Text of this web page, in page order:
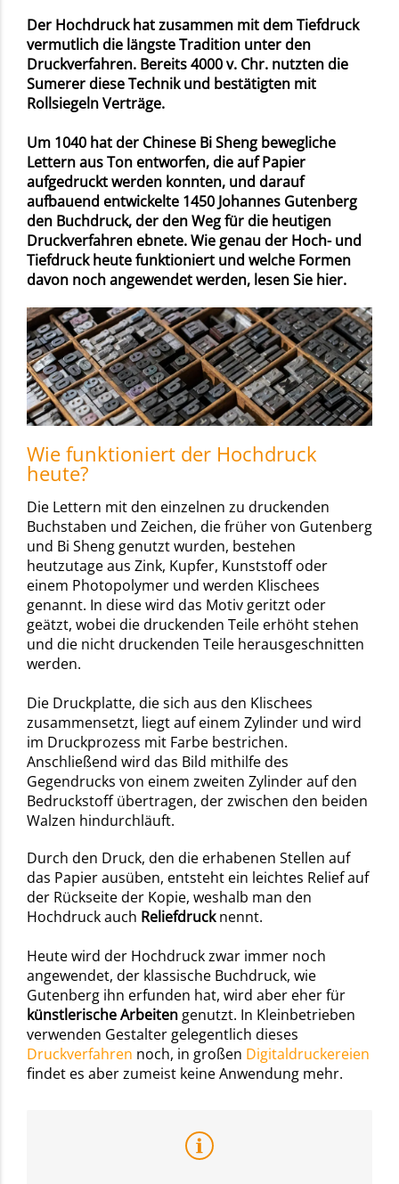
Der Hochdruck hat zusammen mit dem Tiefdruck
vermutlich die längste Tradition unter den
Druckverfahren. Bereits 4000 v. Chr. nutzten die
Sumerer diese Technik und bestätigten mit
Rollsiegeln Verträge.
Um 1040 hat der Chinese Bi Sheng bewegliche
Lettern aus Ton entworfen, die auf Papier
aufgedruckt werden konnten, und darauf
aufbauend entwickelte 1450 Johannes Gutenberg
den Buchdruck, der den Weg für die heutigen
Druckverfahren ebnete. Wie genau der Hoch- und
Tiefdruck heute funktioniert und welche Formen
davon noch angewendet werden, lesen Sie hier.
Wie funktioniert der Hochdruck
heute?
Die Lettern mit den einzelnen zu druckenden
Buchstaben und Zeichen, die früher von Gutenberg
und Bi Sheng genutzt wurden, bestehen
heutzutage aus Zink, Kupfer, Kunststoff oder
einem Photopolymer und werden Klischees
genannt. In diese wird das Motiv geritzt oder
geätzt, wobei die druckenden Teile erhöht stehen
und die nicht druckenden Teile herausgeschnitten
werden.
Die Druckplatte, die sich aus den Klischees
zusammensetzt, liegt auf einem Zylinder und wird
im Druckprozess mit Farbe bestrichen.
Anschließend wird das Bild mithilfe des
Gegendrucks von einem zweiten Zylinder auf den
Bedruckstoff übertragen, der zwischen den beiden
Walzen hindurchläuft.
Durch den Druck, den die erhabenen Stellen auf
das Papier ausüben, entsteht ein leichtes Relief auf
der Rückseite der Kopie, weshalb man den
Hochdruck auch Reliefdrucknennt.
Heute wird der Hochdruck zwar immer noch
angewendet, der klassische Buchdruck, wie
Gutenberg ihn erfunden hat, wird aber eher für
künstlerische Arbeiten genutzt. In Kleinbetrieben
verwenden Gestalter gelegentlich dieses
Druckverfahren noch, in großen Digitaldruckereien
findet es aber zumeist keine Anwendung mehr.